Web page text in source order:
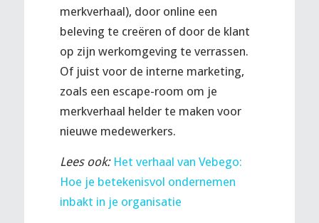
merkverhaal), door online een
beleving te creëren of door de klant
op zijn werkomgeving te verrassen.
Of juist voor de interne marketing,
zoals een escape-room om je
merkverhaal helder te maken voor
nieuwe medewerkers.
Lees ook: Het verhaal van Vebego:
Hoe je betekenisvol ondernemen
inbakt in je organisatie